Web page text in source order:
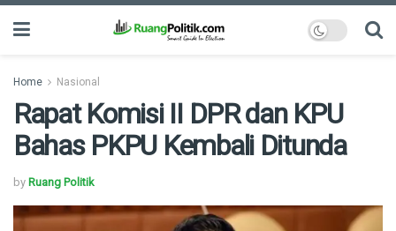
Home Nasional
Rapat Komisi II DPR dan KPU
Bahas PKPU Kembali Ditunda
by Ruang Politik